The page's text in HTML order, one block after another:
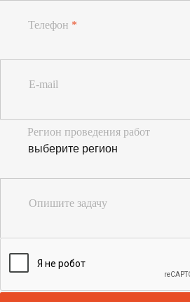
Телефон *
E-mail
Регион проведения работ
Опишите задачу